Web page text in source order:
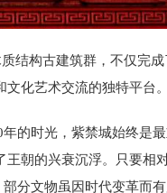
结构古建筑群，不仅完
化艺术交流的独特平台。
的时光，紫禁城始终是
朝的兴衰沉浮。只要相
分文物虽因时代变革而